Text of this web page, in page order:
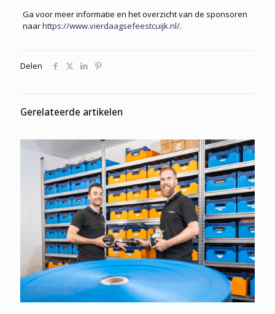
Ga voor meer informatie en het overzicht van de sponsoren
naarhttps://www.vierdaagsefeestcuijk.nl/.
Delen
Gerelateerde artikelen